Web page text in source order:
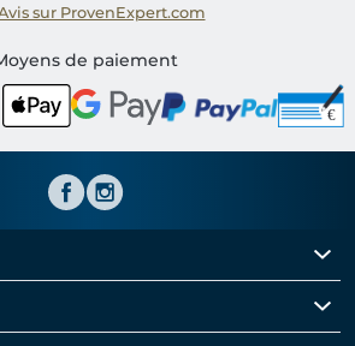
Shirtinator FR
sur ProvenExpert.com
de paiement